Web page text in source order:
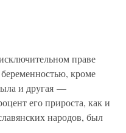
праве
кроме
и другая —
его прироста, как и
народов, был